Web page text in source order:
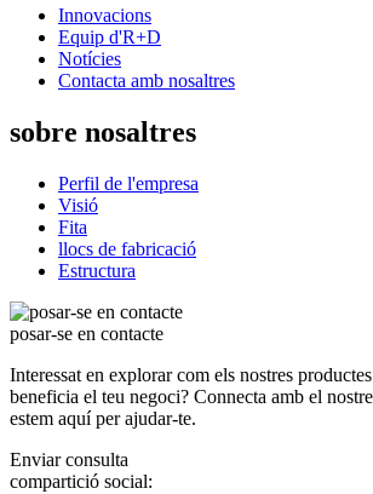
Innovacions
Equip d'R+D
Notícies
Contacta amb nosaltres
sobre nosaltres
Perfil de l'empresa
Visió
Fita
llocs de fabricació
Estructura
posar-se en contacte
Interessat en explorar com els nostres
beneficia el teu negoci? Connecta amb el
estem aquí per ajudar-te.
Enviar consulta
compartició social: